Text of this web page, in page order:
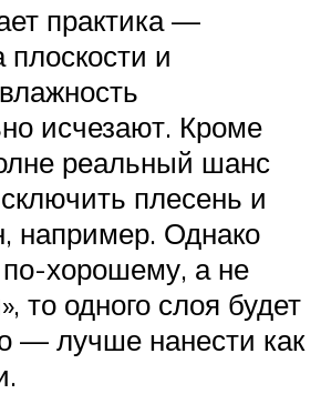
практика —
плоскости и
исчезают. Кроме
реальный шанс
плесень и
например. Однако
хорошему, а не
то одного слоя будет
— лучше нанести как